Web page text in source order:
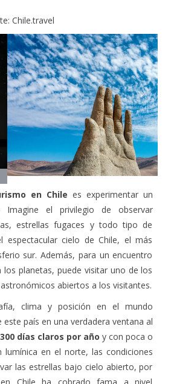
Chile.travel
Next
en Chile
Imagine el privilegio de observar
estrellas fugaces y todo tipo de
espectacular cielo de Chile, el más
sur. Además, para un encuentro
los planetas, puede visitar uno de los
abiertos a los visitantes.
este país en una verdadera ventana al
días claros por año
lumínica en el norte, las condiciones
las estrellas bajo cielo abierto, por
Chile ha cobrado fama a nivel